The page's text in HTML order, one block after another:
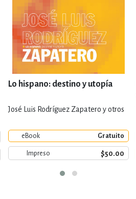
Lo hispano: destino y utopía
José Luis Rodríguez Zapatero y otros
eBook Gratuito
Impreso $50.00